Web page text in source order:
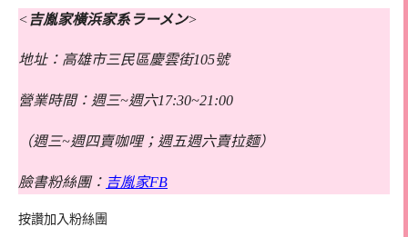
< 吉胤家橫浜家系ラーメン>
地址：高雄市三民區慶雲街105號
營業時間：週三~週六17:30~21:00
（週三~週四賣咖哩；週五週六賣拉麵）
臉書粉絲團： 吉胤家FB
按讚加入粉絲團